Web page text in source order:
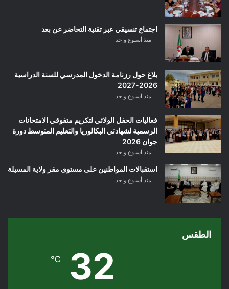
اجتماع تنسيقي عبر تقنية التحاضر عن بعد
منذ أسبوع واحد
بلاغ حول رزنامة الدخول المدرسي للسنة الدراسية
2026-2027
منذ أسبوع واحد
فعاليات الحفل الولائي لتكريم متفوقي الامتحانات
الرسمية لشهادتي البكالوريا والتعليم المتوسط دورة
جوان 2026
منذ أسبوع واحد
استقبالات المواطنين على مستوى مقر ولاية المسيلة
منذ أسبوع واحد
الطقس
32
℃